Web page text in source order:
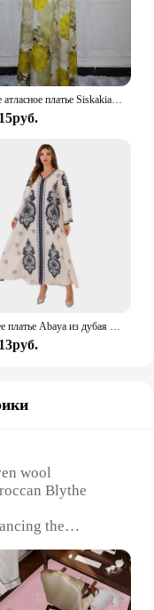
Женское атласное платье Siskakia, Макси-Платье с V-образным вырезом, длинное платье в турецком и африканском стиле, саудовская мода, марокканский кафтан со стразами
Вечернее платье Abaya из дубая с v-образным вырезом, свободный марокканский кафтан из дубая, элегантное модное платье с принтом, женская молитвенная одежда
wool
Blythe
the
sizes to fit
easy to clean,